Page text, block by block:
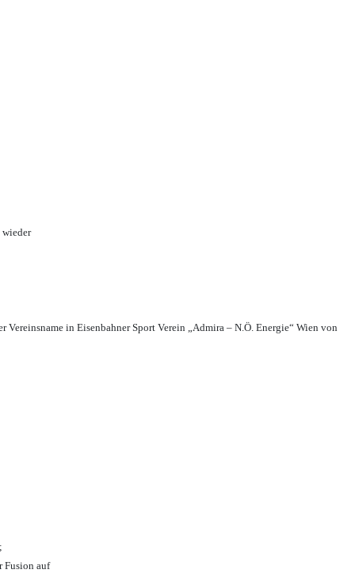
wieder
Vereinsname in Eisenbahner Sport Verein „Admira – N.Ö. Energie“ Wien von
Fusion auf